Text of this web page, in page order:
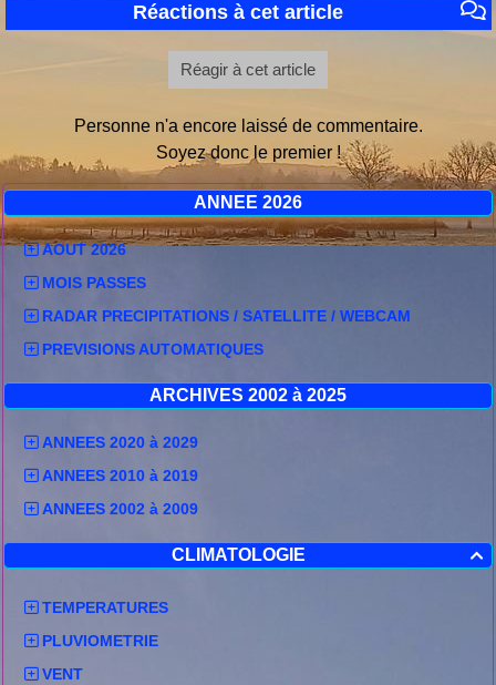
ANNEE 2026
AOUT 2026
MOIS PASSES
RADAR PRECIPITATIONS / SATELLITE / WEBCAM
PREVISIONS AUTOMATIQUES
ARCHIVES 2002 à 2025
ANNEES 2020 à 2029
ANNEES 2010 à 2019
ANNEES 2002 à 2009

CLIMATOLOGIE
TEMPERATURES
PLUVIOMETRIE
VENT
Réactions à cet article
Réagir à cet article
Personne n'a encore laissé de commentaire.
Soyez donc le premier !